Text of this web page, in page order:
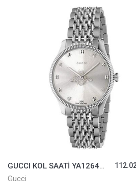
GUCCI KOL SAATİ YA1264153
Gucci